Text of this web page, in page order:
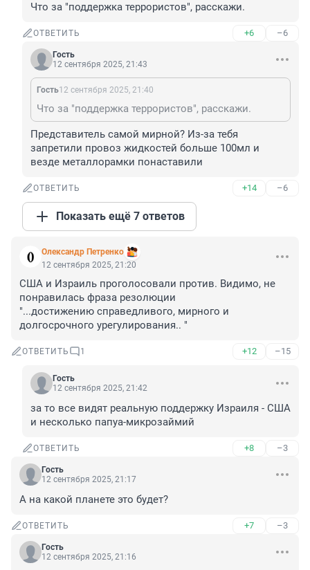
Что за "поддержка террористов", расскажи.
ОТВЕТИТЬ +6 –6
Гость
12 сентября 2025, 21:43
Гость12 сентября 2025, 21:40
Что за "поддержка террористов", расскажи.
Представитель самой мирной? Из-за тебя
запретили провоз жидкостей больше 100мл и
везде металлорамки понаставили
ОТВЕТИТЬ +14 –6
Показать ещё 7 ответов
Олександр Петренко
12 сентября 2025, 21:20
США и Израиль проголосовали против. Видимо, не
понравилась фраза резолюции
"...достижению справедливого, мирного и
долгосрочного урегулирования.. "
ОТВЕТИТЬ 1 +12 –15
Гость
12 сентября 2025, 21:42
за то все видят реальную поддержку Израиля - США
и несколько папуа-микрозаймий
ОТВЕТИТЬ +8 –3
Гость
12 сентября 2025, 21:17
А на какой планете это будет?
ОТВЕТИТЬ +7 –3
Гость
12 сентября 2025, 21:16